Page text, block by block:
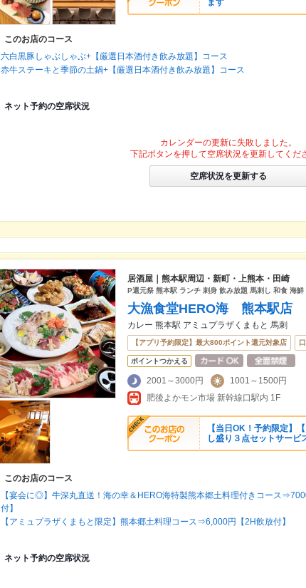
ます
このお店のコース
六白黒豚しゃぶしゃぶ+【厳選日本酒付き飲み放題】コース
赤牛ステーキと季節の土鍋+【厳選日本酒付き飲み放題】コース
ネット予約の空席状況
カレンダーの更新に失敗しました。
下記ボタンを押して空席状況を更新してくだ
空席状況を更新する
居酒屋｜熊本駅周辺・新町・上熊本・田崎
P還元祭 熊本駅 ランチ 刺身 飲み放題 馬刺し 和食 海
大漁食堂HERO海 熊本駅店
カレー 熊本駅 アミュプラザくまもと 馬刺
【アプリ予約限定】最大800ポイント還元対象店
ポイントつかえる
2001～3000円
1001～1500円
肥後よかモン市場 新幹線口駅内 1F
【当日OK！予約限定】
し盛り３点セットサービ
このお店のコース
【宴会に◎】牛深丸直送！海の幸＆HERO海特製熊本郷土料理付きコース
付】
【アミュプラザくまもと限定】熊本郷土料理コース⇒6,000円【2H飲放付】
ネット予約の空席状況